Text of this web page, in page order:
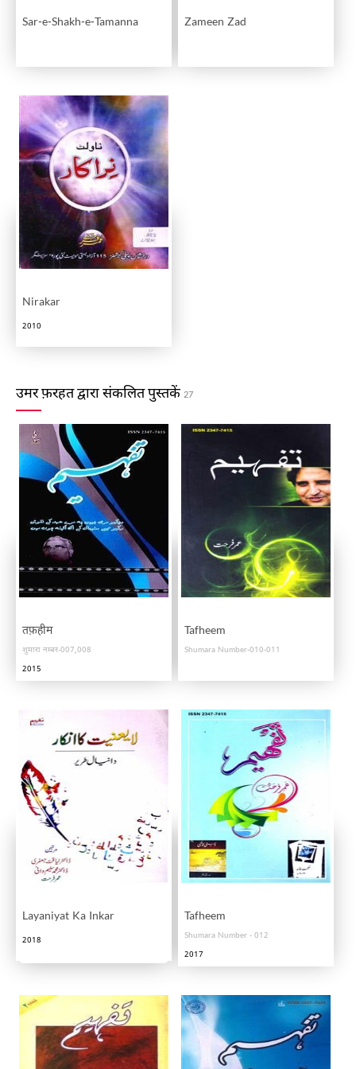
Sar-e-Shakh-e-Tamanna Zameen Zad
Nirakar
2010
उमर फ़रहत द्वारा संकलित पुस्तकें 27
तफ़हीम
शुमारा नम्बर-007,008
2015
Tafheem
Shumara Number-010-011
Layaniyat Ka Inkar
2018
Tafheem
Shumara Number - 012
2017